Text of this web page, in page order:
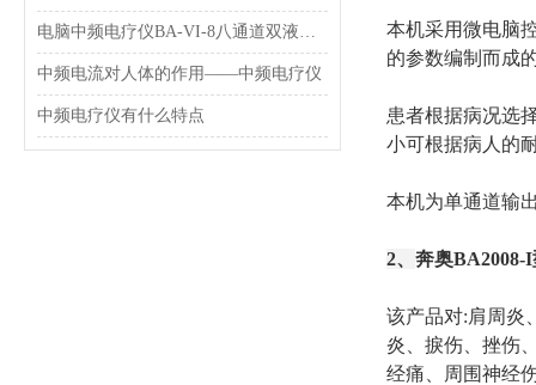
电脑中频电疗仪BA-VI-8八通道双液晶显示型 理疗机简介
中频电流对人体的作用——中频电疗仪
中频电疗仪有什么特点
本机采用微电脑
的参数编制而成
患者根据病况选
小可根据病人的
本机为单通道输
2、 奔奥BA2008-
该产品对:肩周炎
炎、捩伤、挫伤
经痛、周围神经